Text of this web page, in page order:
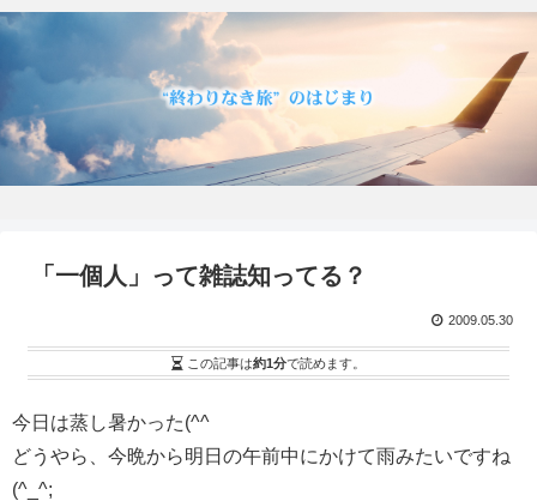
「一個人」って雑誌知ってる？
2009.05.30
この記事は約1分で読めます。
今日は蒸し暑かった(^^ゞ
どうやら、今晩から明日の午前中にかけて雨みたいですね
(^_^;